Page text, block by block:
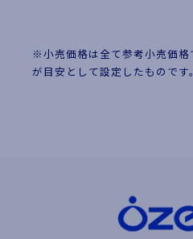
※小売価格は全て参考小売価格
が目安として設定したものです